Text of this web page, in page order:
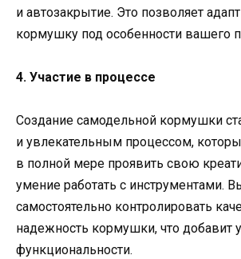
и автозакрытие. Это позволяет
кормушку под особенности вашего
4. Участие в процессе
Создание самодельной кормушки
и увлекательным процессом,
в полной мере проявить свою
умение работать с инструментами.
самостоятельно контролировать
надежность кормушки, что добавит
функциональности.